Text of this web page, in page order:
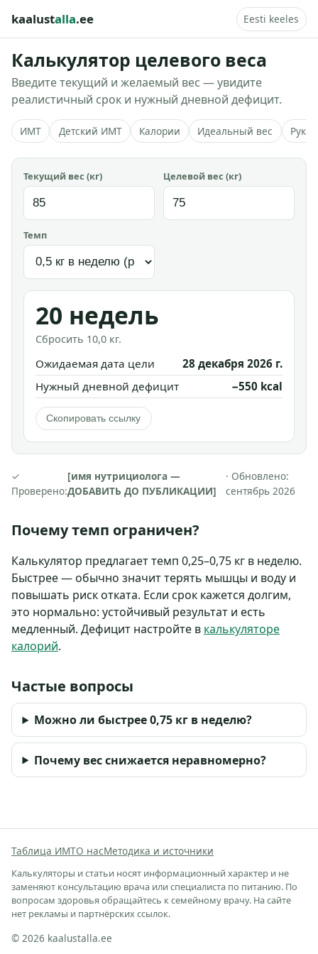
kaalustalla.ee Eesti keeles
Калькулятор целевого веса
Введите текущий и желаемый вес — увидите
реалистичный срок и нужный дневной дефицит.
ИМТ Детский ИМТ Калории Идеальный вес
Текущий вес (кг) Целевой вес (кг)
Темп
20 недель
Сбросить 10,0 кг.
Ожидаемая дата цели
28 декабря 2026 г.
Нужный дневной дефицит
−550 kcal
Скопировать ссылку
✓
Проверено:
[имя нутрициолога —
ДОБАВИТЬ ДО ПУБЛИКАЦИИ]
· Обновлено:
сентябрь 2026
Почему темп ограничен?
Калькулятор предлагает темп 0,25–0,75 кг в неделю.
Быстрее — обычно значит терять мышцы и воду и
повышать риск отката. Если срок кажется долгим,
это нормально: устойчивый результат и есть
медленный. Дефицит настройте в калькуляторе
калорий.
Частые вопросы
Можно ли быстрее 0,75 кг в неделю?
Почему вес снижается неравномерно?
Таблица ИМТО насМетодика и источники
Калькуляторы и статьи носят информационный характер и не
заменяют консультацию врача или специалиста по питанию. По
вопросам здоровья обращайтесь к семейному врачу. На сайте
нет рекламы и партнёрских ссылок.
© 2026 kaalustalla.ee